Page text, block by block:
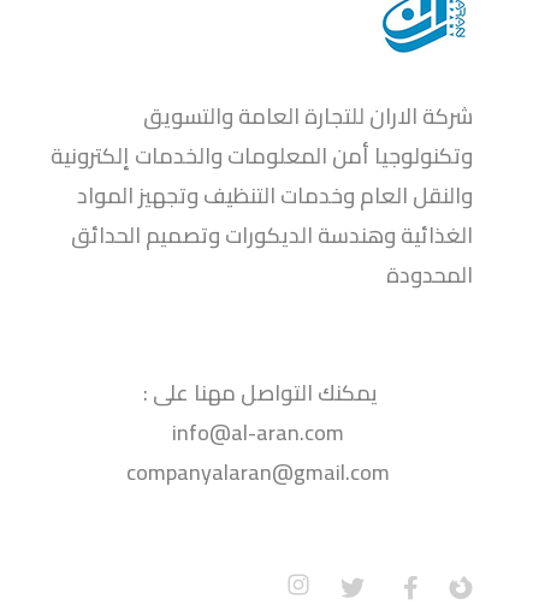
شركة الاران للتجارة العامة والتسويق
وتكنولوجيا أمن المعلومات والخدمات إلكترونية
والنقل العام وخدمات التنظيف وتجهيز المواد
الغذائية وهندسة الديكورات وتصميم الحدائق
المحدودة
يمكنك التواصل مهنا على :
info@al-aran.com
companyalaran@gmail.com